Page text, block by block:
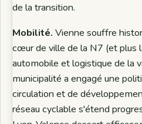
de la transition.
Mobilité. Vienne souffre
cœur de ville de la N7 (et plus
automobile et logistique de la
municipalité a engagé une
circulation et de
réseau cyclable s'étend